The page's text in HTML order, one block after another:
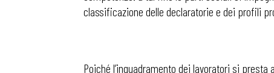
classificazione delle declaratorie e dei profili
Poiché l’inquadramento dei lavoratori si